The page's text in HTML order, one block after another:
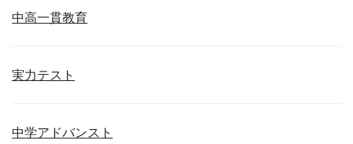
中高一貫教育
実力テスト
中学アドバンスト